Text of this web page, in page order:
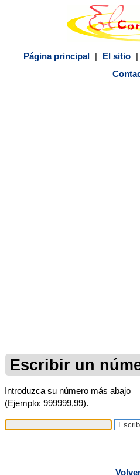
Página principal | El sitio |
Escribir un
Introduzca su número más abajo
(Ejemplo: 999999,99).